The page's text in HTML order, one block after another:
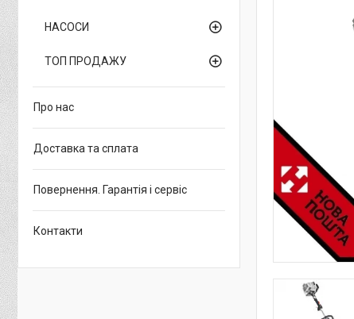
НАСОСИ
ТОП ПРОДАЖУ
Про нас
Доставка та сплата
Повернення. Гарантія і сервіс
Контакти